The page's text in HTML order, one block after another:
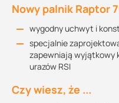
Nowy palnik Raptor
wygodny uchwyt i
specjalnie
zapewniają wyjątkowy
urazów RSI
Czy wiesz, że ...